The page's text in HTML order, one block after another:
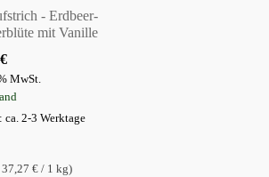
- Erdbeer-
mit Vanille
€
MwSt.
ca. 2-3 Werktage
€ / 1 kg)